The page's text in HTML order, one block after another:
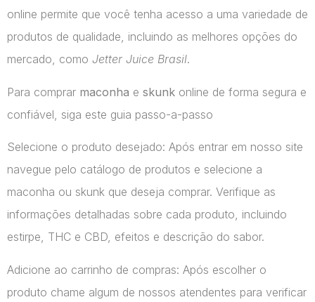
online permite que você tenha acesso a uma variedade de
produtos de qualidade, incluindo as melhores opções do
mercado, como Jetter Juice Brasil.
Para comprar maconha e skunk online de forma segura e
confiável, siga este guia passo-a-passo
Selecione o produto desejado: Após entrar em nosso site
navegue pelo catálogo de produtos e selecione a
maconha ou skunk que deseja comprar. Verifique as
informações detalhadas sobre cada produto, incluindo
estirpe, THC e CBD, efeitos e descrição do sabor.
Adicione ao carrinho de compras: Após escolher o
produto chame algum de nossos atendentes para verificar